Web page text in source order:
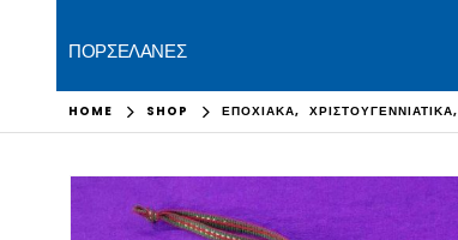
ΠΟΡΣΕΛΑΝΕΣ
HOME SHOP ΕΠΟΧΙΑΚΑ, ΧΡΙΣΤΟΥΓΕΝΝΙΑΤΙΚΑ,